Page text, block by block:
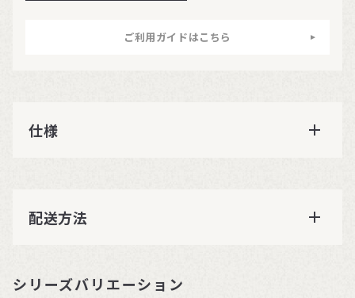
ご利用ガイドはこちら
仕様
配送方法
シリーズバリエーション